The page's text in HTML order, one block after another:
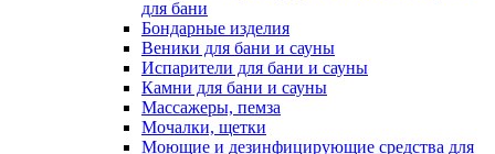
для бани
Бондарные изделия
Веники для бани и сауны
Испарители для бани и сауны
Камни для бани и сауны
Массажеры, пемза
Мочалки, щетки
Моющие и дезинфицирующие средства для